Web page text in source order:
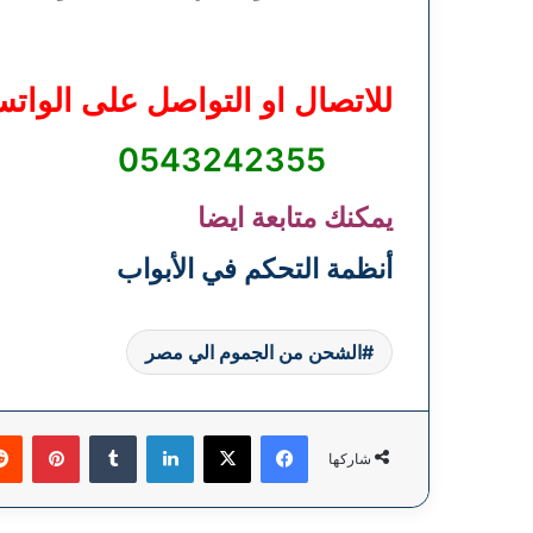
للاتصال او التواصل على
يمكنك متابعة ايضا
أنظمة التحكم في الأبواب
الشحن من الجموم الي مصر
شاركها
فيسبوك ‫X لينكدإن